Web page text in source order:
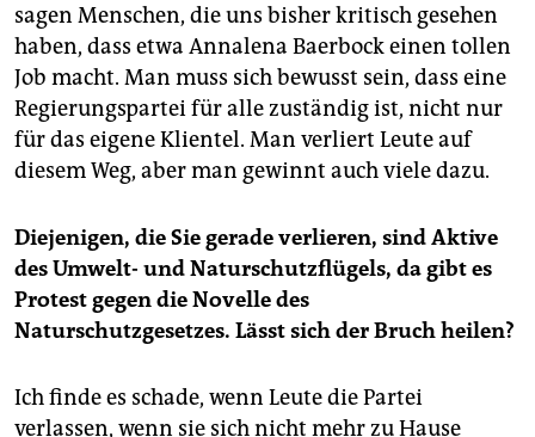
sagen Menschen, die uns bisher kritisch gesehen
haben, dass etwa Annalena Baerbock einen tollen
Job macht. Man muss sich bewusst sein, dass eine
Regierungspartei für alle zuständig ist, nicht nur
für das eigene Klientel. Man verliert Leute auf
diesem Weg, aber man gewinnt auch viele dazu.
Diejenigen, die Sie gerade verlieren, sind Aktive
des Umwelt- und Naturschutzflügels, da gibt es
Protest gegen die Novelle des
Naturschutzgesetzes. Lässt sich der Bruch heilen?
Ich finde es schade, wenn Leute die Partei
verlassen, wenn sie sich nicht mehr zu Hause